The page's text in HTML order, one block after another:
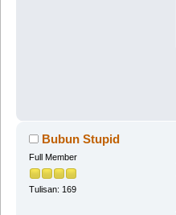
Bubun Stupid
Full Member
Tulisan: 169